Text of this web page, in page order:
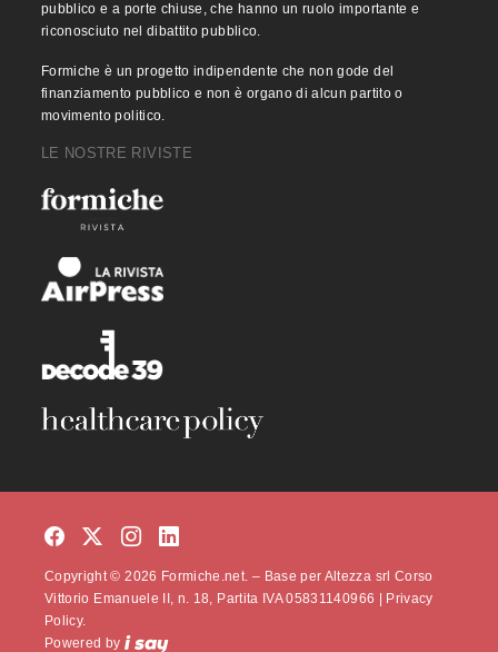
pubblico e a porte chiuse, che hanno un ruolo importante e
riconosciuto nel dibattito pubblico.
Formiche è un progetto indipendente che non gode del
finanziamento pubblico e non è organo di alcun partito o
movimento politico.
LE NOSTRE RIVISTE
Copyright © 2026 Formiche.net. – Base per Altezza srl Corso
Vittorio Emanuele II, n. 18, Partita IVA 05831140966 | Privacy
Policy.
Powered by